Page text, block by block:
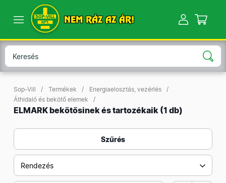
NEM RÁZ AZ ÁR!
Sop-Vill Termékek
Energiaelosztás, vezérlés
Áthidaló és bekötő elemek
ELMARK bekötősinek és tartozékaik (1 db)
Szűrés
Rendezés